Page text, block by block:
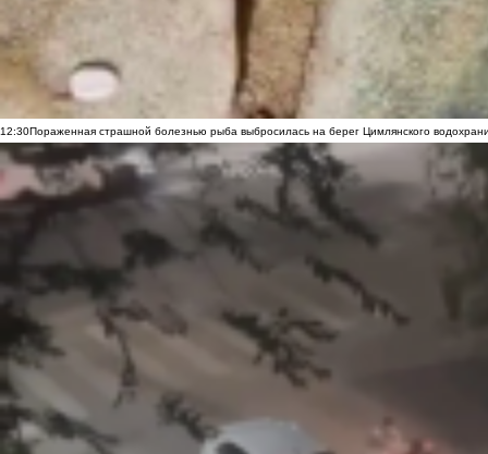
12:30Пораженная страшной болезнью рыба выбросилась на берег Цимлянского